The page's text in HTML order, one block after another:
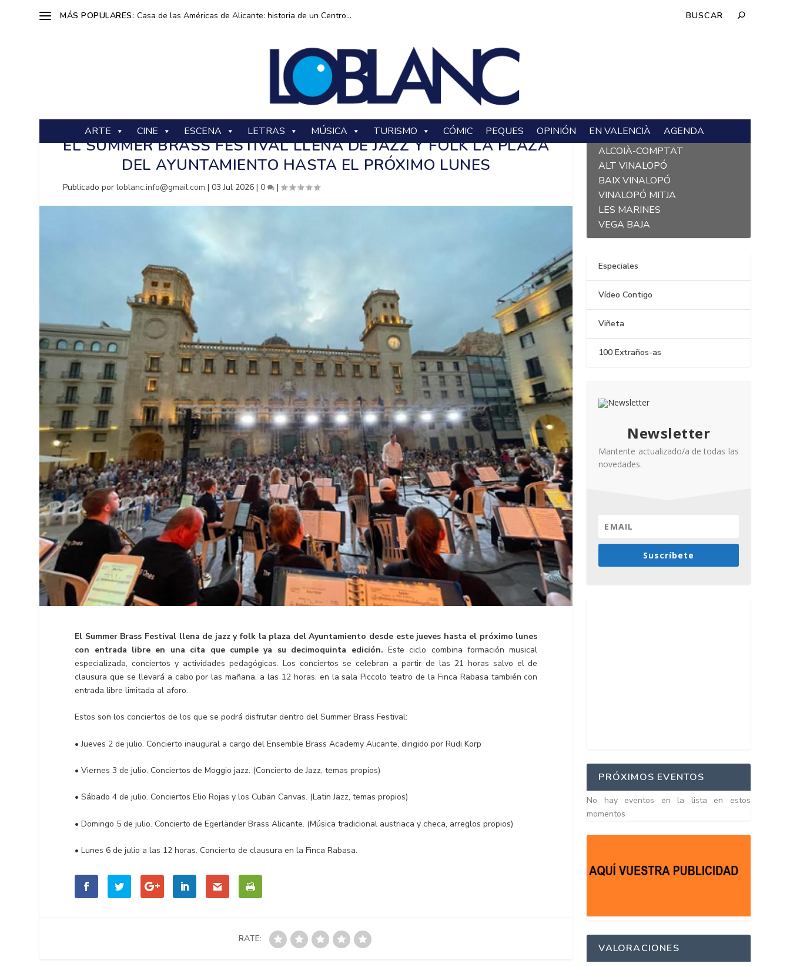
MÁS POPULARES: Casa de las Américas de Alicante: historia de un Centro...
ARTE CINE ESCENA LETRAS MÚSICA TURISMO CÓMIC PEQUES OPINIÓN EN VALENCIÀ AGENDA
EL SUMMER BRASS FESTIVAL LLENA DE JAZZ Y FOLK LA PLAZA
DEL AYUNTAMIENTO HASTA EL PRÓXIMO LUNES
Publicado porloblanc.info@gmail.com |03 Jul 2026 |0 |
El Summer Brass Festival llena de jazz y folk la plaza del Ayuntamiento desde este jueves hasta el próximo lunes
con entrada libre en una cita que cumple ya su decimoquinta edición. Este ciclo combina formación musical
especializada, conciertos y actividades pedagógicas. Los conciertos se celebran a partir de las 21 horas salvo el de
clausura que se llevará a cabo por las mañana, a las 12 horas, en la sala Piccolo teatro de la Finca Rabasa también con
entrada libre limitada al aforo.
Estos son los conciertos de los que se podrá disfrutar dentro del Summer Brass Festival:
• Jueves 2 de julio. Concierto inaugural a cargo del Ensemble Brass Academy Alicante, dirigido por Rudi Korp
• Viernes 3 de julio. Conciertos de Moggio jazz. (Concierto de Jazz, temas propios)
• Sábado 4 de julio. Conciertos Elio Rojas y los Cuban Canvas. (Latin Jazz, temas propios)
• Domingo 5 de julio. Concierto de Egerländer Brass Alicante. (Música tradicional austriaca y checa, arreglos propios)
• Lunes 6 de julio a las 12 horas. Concierto de clausura en la Finca Rabasa.
RATE:
L´ALACANTÍ
ALCOIÀ-COMPTAT
ALT VINALOPÓ
BAIX VINALOPÓ
VINALOPÓ MITJA
LES MARINES
VEGA BAJA
Especiales
Vídeo Contigo
Viñeta
100 Extraños-as
Newsletter
Mantente actualizado/a de todas las
novedades.
Suscríbete
PRÓXIMOS EVENTOS
No hay eventos en la lista en estos
momentos
VALORACIONES